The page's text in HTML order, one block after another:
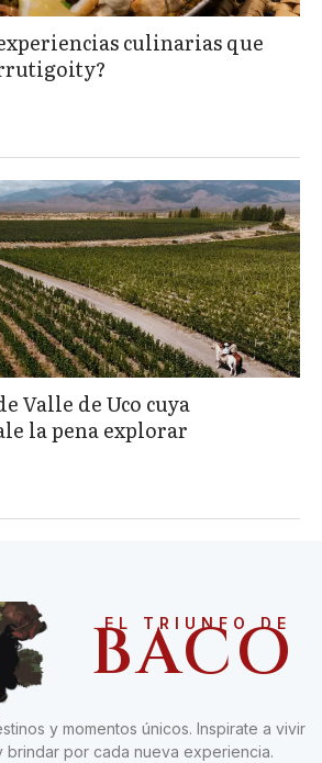
culinarias que
Valle de Uco cuya
la pena explorar
EL TRIUNFO DE
BACO
y momentos únicos. Inspirate a vivir
brindar por cada nueva experiencia.